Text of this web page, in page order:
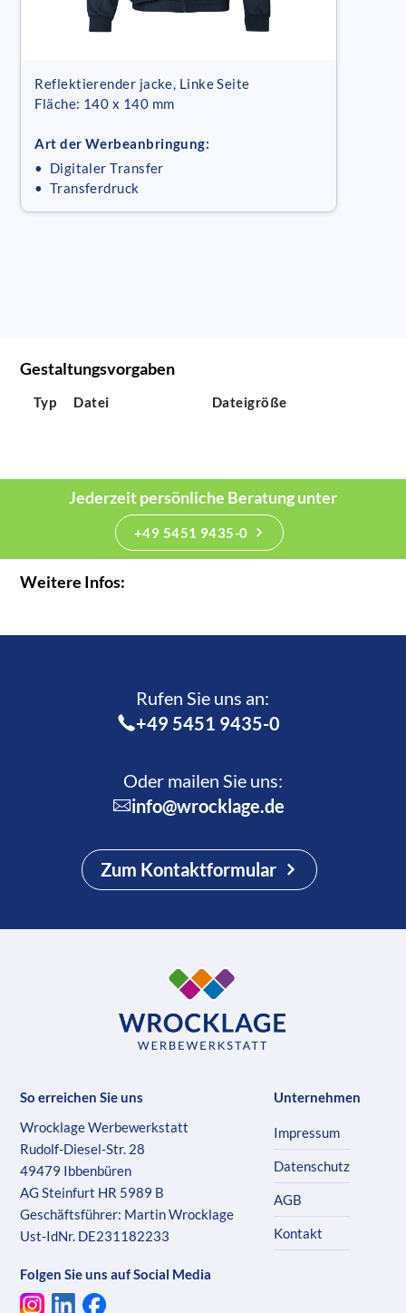
Reflektierender jacke, Linke Seite
Fläche: 140 x 140 mm
Art der Werbeanbringung:
• Digitaler Transfer
• Transferdruck
Gestaltungsvorgaben
Typ Datei Dateigröße
Jederzeit persönliche Beratung unter
+49 5451 9435-0
Weitere Infos:
Rufen Sie uns an:­
+49 5451 9435-0
Oder mailen Sie uns:
info@wrocklage.de
Zum Kontaktformular
So erreichen Sie uns
Wrocklage Werbewerkstatt
Rudolf-Diesel-Str. 28
49479 Ibbenbüren
AG Steinfurt HR 5989 B
Geschäftsführer: Martin Wrocklage
Ust-IdNr. DE231182233
Folgen Sie uns auf Social Media
Unternehmen
Impressum
Datenschutz
AGB
Kontakt